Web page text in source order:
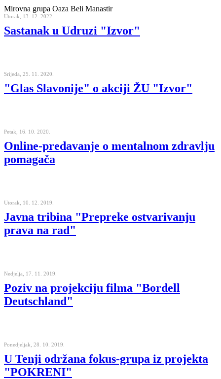
Mirovna grupa Oaza Beli Manastir
Utorak, 13. 12. 2022.
Sastanak u Udruzi "Izvor"
Srijeda, 25. 11. 2020.
"Glas Slavonije" o akciji ŽU "Izvor"
Petak, 16. 10. 2020.
Online-predavanje o mentalnom zdravlju
pomagača
Utorak, 10. 12. 2019.
Javna tribina "Prepreke ostvarivanju
prava na rad"
Nedjelja, 17. 11. 2019.
Poziv na projekciju filma "Bordell
Deutschland"
Ponedjeljak, 28. 10. 2019.
U Tenji održana fokus-grupa iz projekta
"POKRENI"